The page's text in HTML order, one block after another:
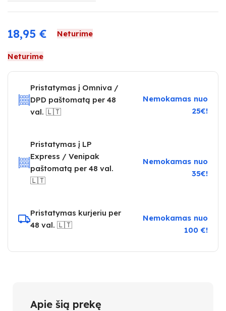
18,95 € Neturime
Neturime
Pristatymas į Omniva /
DPD paštomatą per 48
val. 🇱🇹
Nemokamas nuo
25€!
Pristatymas į LP
Express / Venipak
paštomatą per 48 val.
🇱🇹
Nemokamas nuo
35€!
Pristatymas kurjeriu per
48 val. 🇱🇹
Nemokamas nuo
100 €!
Apie šią prekę